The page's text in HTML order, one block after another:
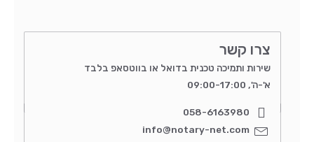
צרו קשר
שירות ותמיכה טכנית בדואל או בווטסאפ בלבד
א'-ה', 09:00-17:00
058-6163980
info@notary-net.com